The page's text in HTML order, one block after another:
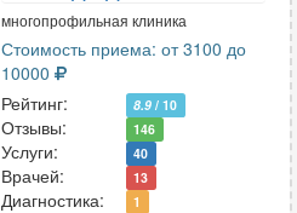
многопрофильная клиника
Стоимость приема: от 3100 до
10000
Рейтинг:
8.9 / 10
Отзывы: 146
Услуги: 40
Врачей: 13
Диагностика: 1